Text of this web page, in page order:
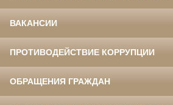
ВАКАНСИИ
ПРОТИВОДЕЙСТВИЕ КОРРУПЦИИ
ОБРАЩЕНИЯ ГРАЖДАН